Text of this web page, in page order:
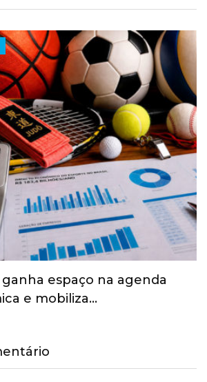
espaço na agenda